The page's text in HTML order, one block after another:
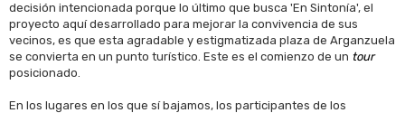
decisión intencionada porque lo último que busca 'En Sintonía', el
proyecto aquí desarrollado para mejorar la convivencia de sus
vecinos, es que esta agradable y estigmatizada plaza de Arganzuela
se convierta en un punto turístico. Este es el comienzo de un tour
posicionado.
En los lugares en los que sí bajamos, los participantes de los